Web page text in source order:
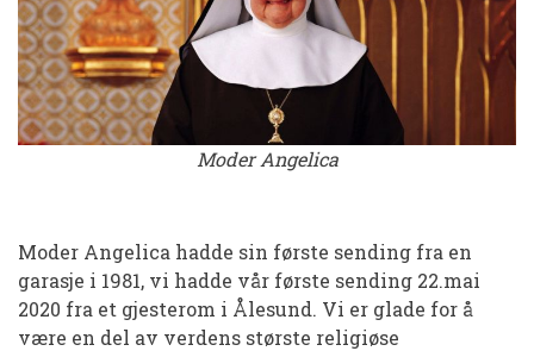
Moder Angelica
Moder Angelica hadde sin første sending fra en
garasje i 1981, vi hadde vår første sending 22.mai
2020 fra et gjesterom i Ålesund. Vi er glade for å
være en del av verdens største religiøse